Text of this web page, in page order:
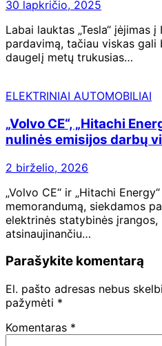
30 lapkričio, 2025
Labai lauktas „Tesla“ įėjimas
pardavimą, tačiau viskas
daugelį metų trukusias…
ELEKTRINIAI AUTOMOBILIAI
„Volvo CE“, „Hitachi
nulinės emisijos darbų
2 birželio, 2026
„Volvo CE“ ir „Hitachi
memorandumą, siekdamos
elektrinės statybinės
atsinaujinančiu…
Parašykite komentarą
El. pašto adresas nebus
pažymėti *
Komentaras *